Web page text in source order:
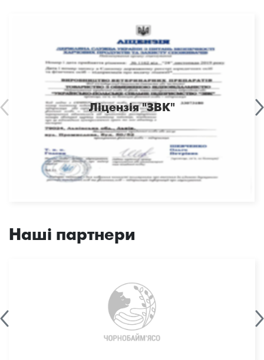
Ліцензія "ЗВК"
Наші партнери